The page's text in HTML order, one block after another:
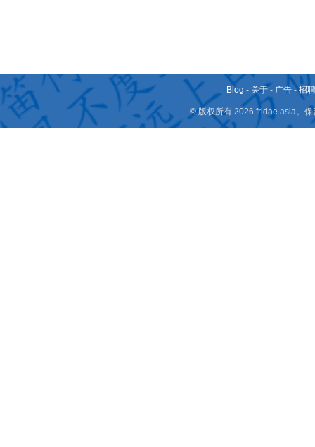
Blog - 关于 - 广告 -招
© 版权所有 2026 fridae.asia。